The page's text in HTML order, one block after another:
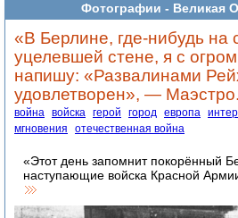
Фотографии - Великая
«В Берлине, где-нибудь на
уцелевшей стене, я с
напишу: «Развалинами
удовлетворен», — Маэстро.
война войска герой город европа
мгновения
отечественная война
«Этот день запомнит покорённый
наступающие войска Красной